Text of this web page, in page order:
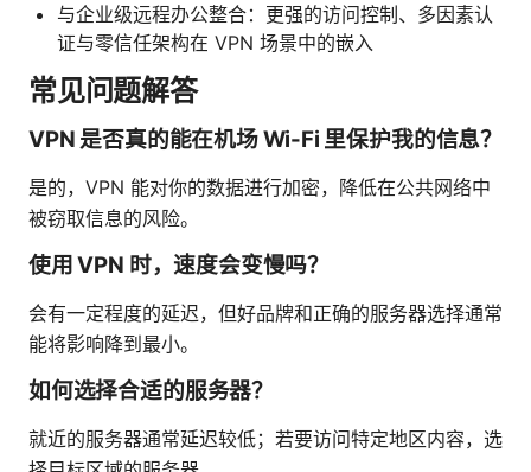
与企业级远程办公整合：更强的访问控制、多因素认
证与零信任架构在 VPN 场景中的嵌入
常见问题解答
VPN 是否真的能在机场 Wi-Fi 里保护我的信息？
是的，VPN 能对你的数据进行加密，降低在公共网络中
被窃取信息的风险。
使用 VPN 时，速度会变慢吗？
会有一定程度的延迟，但好品牌和正确的服务器选择通常
能将影响降到最小。
如何选择合适的服务器？
就近的服务器通常延迟较低；若要访问特定地区内容，选